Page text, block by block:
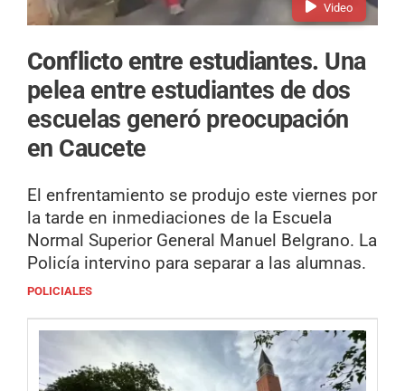
Video
Conflicto entre estudiantes. Una
pelea entre estudiantes de dos
escuelas generó preocupación
en Caucete
El enfrentamiento se produjo este viernes por
la tarde en inmediaciones de la Escuela
Normal Superior General Manuel Belgrano. La
Policía intervino para separar a las alumnas.
POLICIALES